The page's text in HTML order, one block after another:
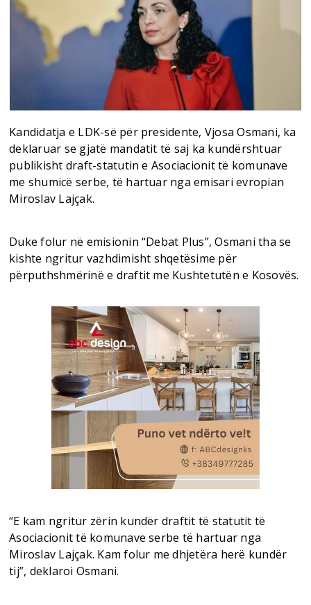
Kandidatja e LDK-së për presidente, Vjosa Osmani, ka
deklaruar se gjatë mandatit të saj ka kundërshtuar
publikisht draft-statutin e Asociacionit të komunave
me shumicë serbe, të hartuar nga emisari evropian
Miroslav Lajçak.
Duke folur në emisionin “Debat Plus”, Osmani tha se
kishte ngritur vazhdimisht shqetësime për
përputhshmërinë e draftit me Kushtetutën e Kosovës.
“E kam ngritur zërin kundër draftit të statutit të
Asociacionit të komunave serbe të hartuar nga
Miroslav Lajçak. Kam folur me dhjetëra herë kundër
tij”, deklaroi Osmani.